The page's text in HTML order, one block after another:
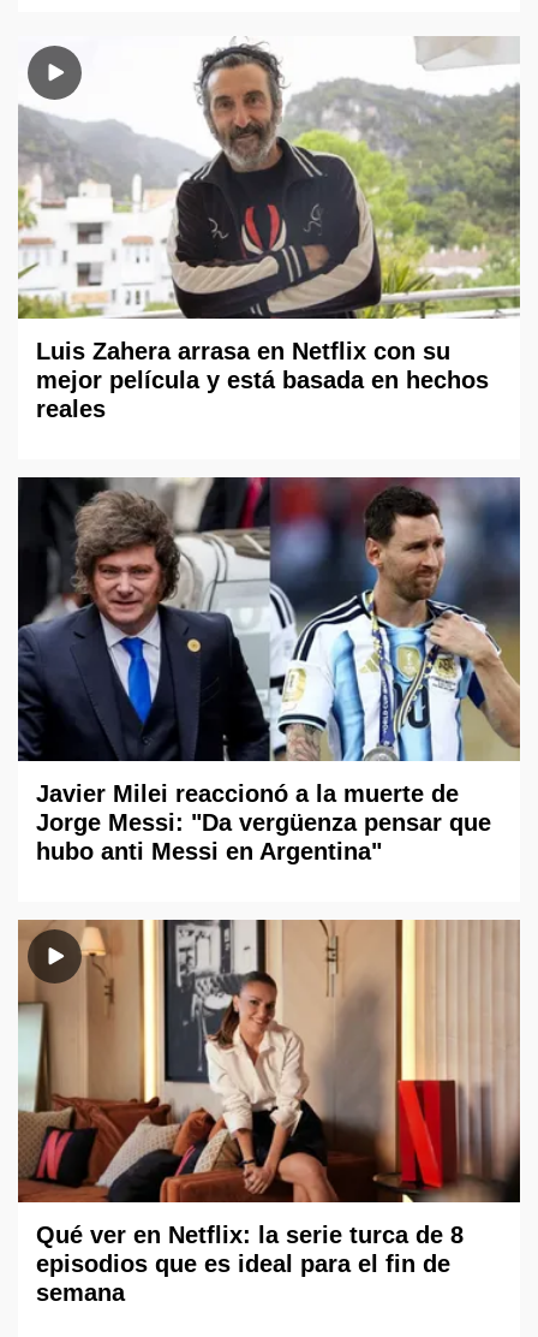
Luis Zahera arrasa en Netflix con su
mejor película y está basada en hechos
reales
Javier Milei reaccionó a la muerte de
Jorge Messi: "Da vergüenza pensar que
hubo anti Messi en Argentina"
Qué ver en Netflix: la serie turca de 8
episodios que es ideal para el fin de
semana